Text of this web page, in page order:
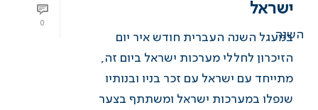
0
ישראל
במעגל השנה העברית חודש איר יום
הזיכרון לחללי מערכות ישראל ביום זה,
מתייחד עם ישראל עם זכר בניו ובנותיו
שנפלו במערכות ישראל ומשתתף בצער